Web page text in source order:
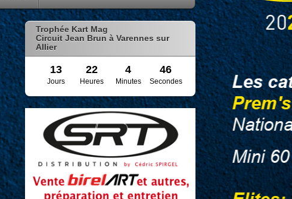
Trophée Kart Mag
Circuit Jean Brun à Varennes sur
Allier
13 22 4 45
Jours Heures Minutes Secondes